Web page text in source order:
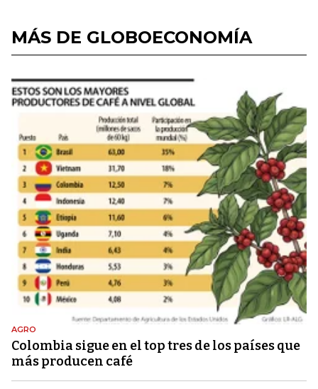
MÁS DE GLOBOECONOMÍA
AGRO
Colombia sigue en el top tres de los países que
más producen café